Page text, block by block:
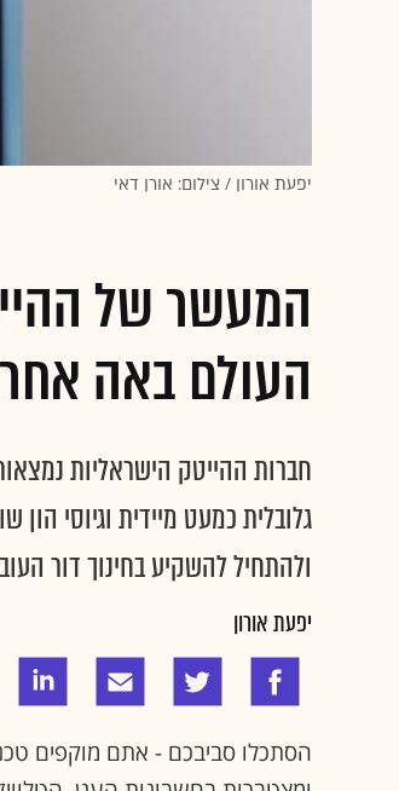
יפעת אורון / צילום: אורן דאי
המעשר של
העולם באה
חברות ההייטק הישראליות
גלובלית כמעט מיידית וגיוסי
ולהתחיל להשקיע בחינוך דור
יפעת אורון
הסתכלו סביבכם - אתם מוקפים